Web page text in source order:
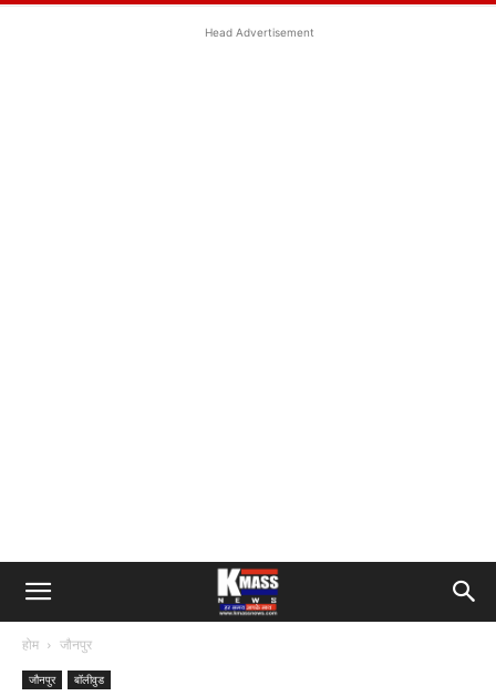
Head Advertisement
होम जौनपुर
जौनपुर बॉलीवुड